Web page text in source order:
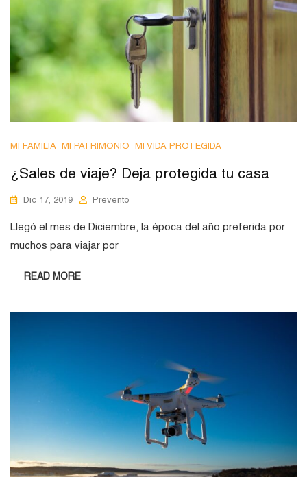
MI FAMILIA MI PATRIMONIO MI VIDA PROTEGIDA
¿Sales de viaje? Deja protegida tu casa
Dic 17, 2019 Prevento
Llegó el mes de Diciembre, la época del año preferida por
muchos para viajar por
READ MORE